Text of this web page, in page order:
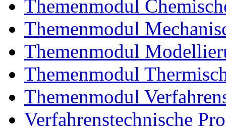
Themenmodul
Themenmodul
Themenmodul
Themenmodul
Themenmodul
Verfahrenstechnische